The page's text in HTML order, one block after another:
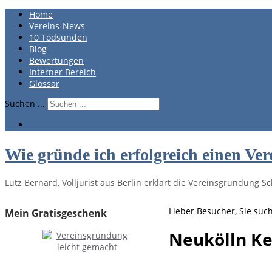
Home
Vereins-News
10 Todsünden
Blog
Bewertungen
Interner Bereich
Glossar
Suchen ...
Wie gründe ich erfolgreich einen
Lutz Bernard, Volljurist aus Berlin erklärt die Vereinsgründung
Mein Gratisgeschenk Lieber Besucher, Sie
Neukölln